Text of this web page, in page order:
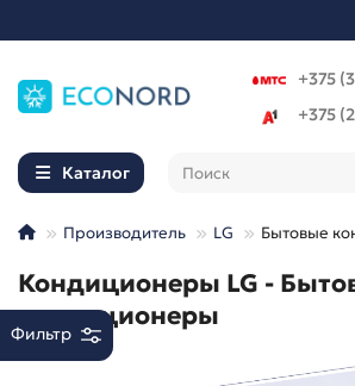
+375
+375
Каталог
Производитель LG Бытовые
Кондиционеры LG -
кондиционеры